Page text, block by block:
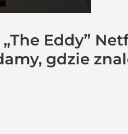
Eddy”
gdzie